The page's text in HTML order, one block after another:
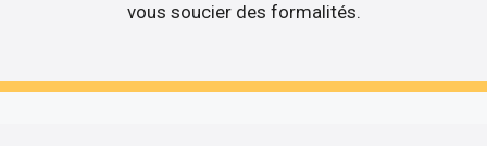
vous soucier des formalités.